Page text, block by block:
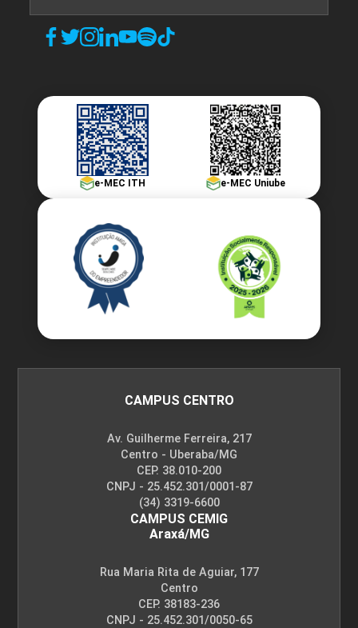
e-MEC ITH e-MEC Uniube
CAMPUS CENTRO
Av. Guilherme Ferreira, 217
Centro - Uberaba/MG
CEP. 38.010-200
CNPJ - 25.452.301/0001-87
(34) 3319-6600
CAMPUS CEMIG
Araxá/MG
Rua Maria Rita de Aguiar, 177
Centro
CEP. 38183-236
CNPJ - 25.452.301/0050-65